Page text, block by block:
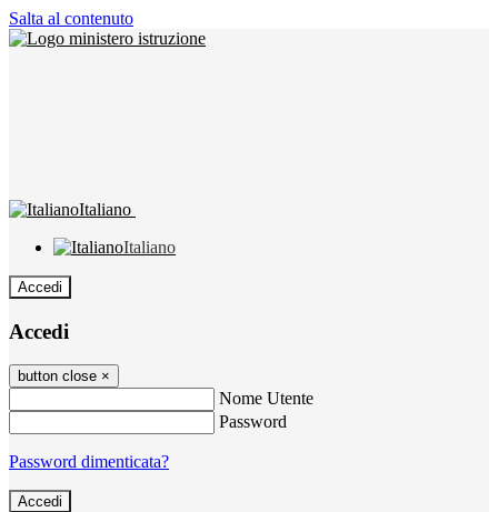
Salta al contenuto
Italiano
Italiano
Accedi
Accedi
button close ×
Nome Utente
Password
Password dimenticata?